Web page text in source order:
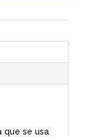
que se usa